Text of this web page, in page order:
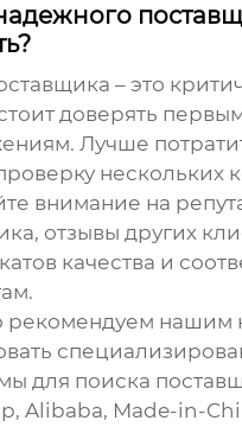
– это
доверять
Лучше
нескольких
внимание на
отзывы других
качества и
рекомендуем нашим
для поиска
Alibaba, Made-in-